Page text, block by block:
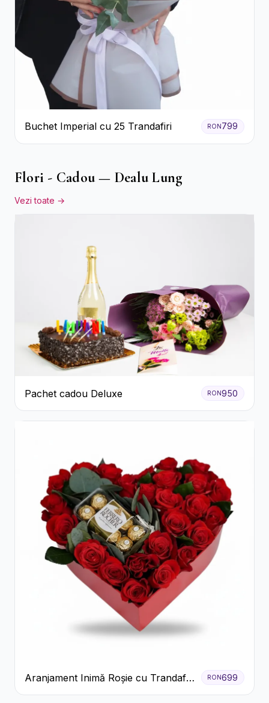
Buchet Imperial cu 25 Trandafiri RON799
Flori - Cadou — Dealu Lung
Vezi toate →
Pachet cadou Deluxe RON950
Aranjament Inimă Roșie cu Trandafiri
și Ferrero Rocher Premium
RON699